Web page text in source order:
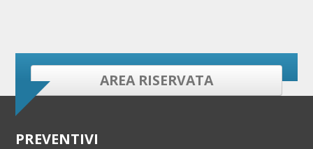
AREA RISERVATA
PREVENTIVI